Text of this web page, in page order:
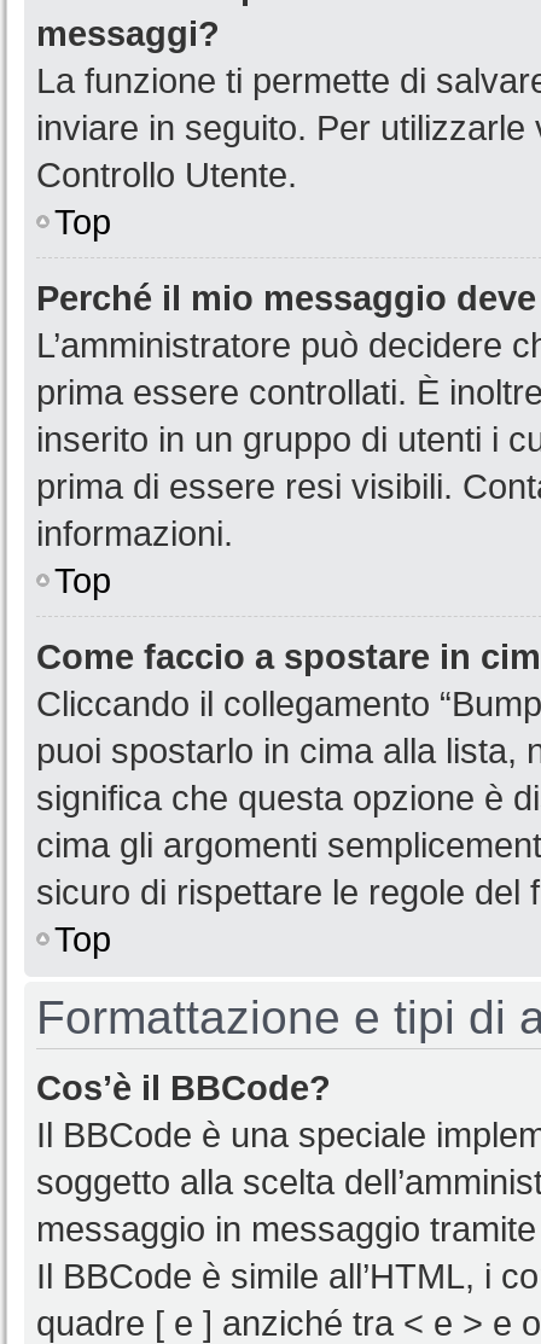
messaggi?
La funzione ti permette di
inviare in seguito. Per utilizzarle
Controllo Utente.
Top
Perché il mio messaggio
L’amministratore può decidere
prima essere controllati. È
inserito in un gruppo di utenti i
prima di essere resi visibili.
informazioni.
Top
Come faccio a spostare in
Cliccando il collegamento
puoi spostarlo in cima alla lista,
significa che questa opzione è
cima gli argomenti
sicuro di rispettare le regole del
Top
Formattazione e tipi di
Cos’è il BBCode?
Il BBCode è una speciale
soggetto alla scelta
messaggio in messaggio
Il BBCode è simile all’HTML, i
quadre [ e ] anziché tra < e > e